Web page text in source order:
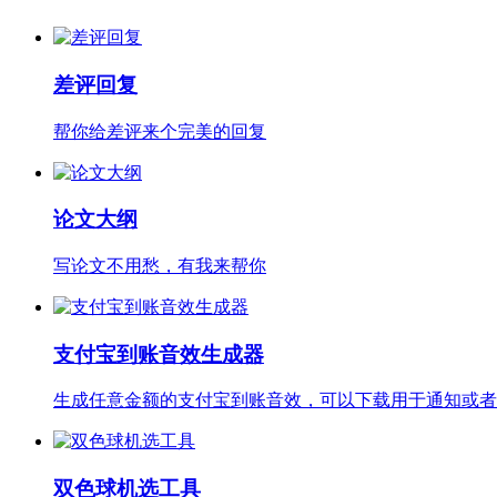
差评回复
帮你给差评来个完美的回复
论文大纲
写论文不用愁，有我来帮你
支付宝到账音效生成器
生成任意金额的支付宝到账音效，可以下载用于通知或者
双色球机选工具